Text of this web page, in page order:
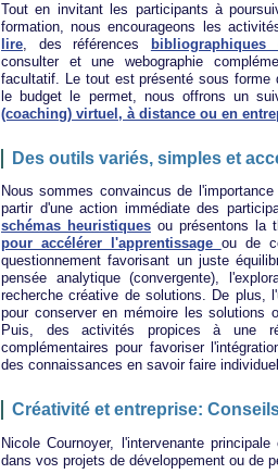
Tout en invitant les participants à
formation, nous encourageons les
lire, des références bibliographiques
consulter et une webographie
facultatif. Le tout est présenté sous forme
le budget le permet, nous offrons un
(coaching) virtuel, à distance ou en
Des outils variés, simples et
Nous sommes convaincus de
partir d'une action immédiate des
schémas heuristiques ou présentons la
pour accélérer l'apprentissage ou de
questionnement favorisant un juste
pensée analytique (convergente),
recherche créative de solutions. De plus,
pour conserver en mémoire les solutions
Puis, des activités propices à une
complémentaires pour favoriser
des connaissances en savoir faire
Créativité et entreprise:
Nicole Cournoyer, l'intervenante
dans vos projets de développement ou de